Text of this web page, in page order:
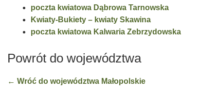
poczta kwiatowa Dąbrowa Tarnowska
Kwiaty-Bukiety – kwiaty Skawina
poczta kwiatowa Kalwaria Zebrzydowska
Powrót do województwa
← Wróć do województwa Małopolskie